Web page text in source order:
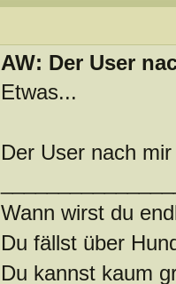
AW: Der User
Etwas...
Der User nach
Wann wirst du
Du fällst über
Du kannst kaum